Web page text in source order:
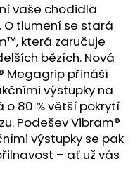
vaše chodidla
tlumení se stará
která zaručuje
bězích. Nová
Megagrip přináší
výstupky na
o 80 % větší pokrytí
Podešev Vibram®
výstupky se pak
– ať už vás